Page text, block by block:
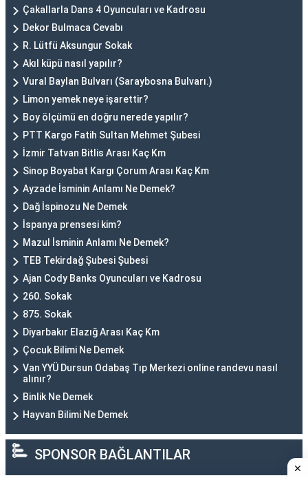
Çakallarla Dans 4 Oyuncuları ve Kadrosu
Dekor Bulmaca Cevabı
R. Lütfü Aksungur Sokak
Akıl küpü nasıl yapılır?
Vural Baylan Bulvarı (Saraybosna Bulvarı.)
Limon yemek neye işarettir?
Boy ölçümü en doğru nerede yapılır?
PTT Kargo Fatih Sultan Mehmet Şubesi
İzmir Tatvan Bitlis Arası Kaç Km
Sinop Boyabat Kargı Çorum Arası Kaç Km
Ayzade İsminin Anlamı Ne Demek?
Dağ İspinozu Ne Demek
İspanya prensesi kim?
Mazul İsminin Anlamı Ne Demek?
TEB Tekirdağ Şubesi Şubesi
Ajan Cody Banks Oyuncuları ve Kadrosu
260. Sokak
875. Sokak
Diyarbakır Elazığ Arası Kaç Km
Çocuk Bilimi Ne Demek
Van YYÜ Dursun Odabaş Tıp Merkezi online randevu nasıl
alınır?
Binlik Ne Demek
Hayvan Bilimi Ne Demek
SPONSOR BAĞLANTILAR